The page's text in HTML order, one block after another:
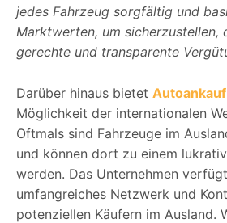
jedes Fahrzeug sorgfältig und
Marktwerten, um sicherzustellen,
gerechte und transparente
Darüber hinaus bietet
Möglichkeit der internationalen
Oftmals sind Fahrzeuge im
und können dort zu einem
werden. Das Unternehmen
umfangreiches Netzwerk und
potenziellen Käufern im Ausland.